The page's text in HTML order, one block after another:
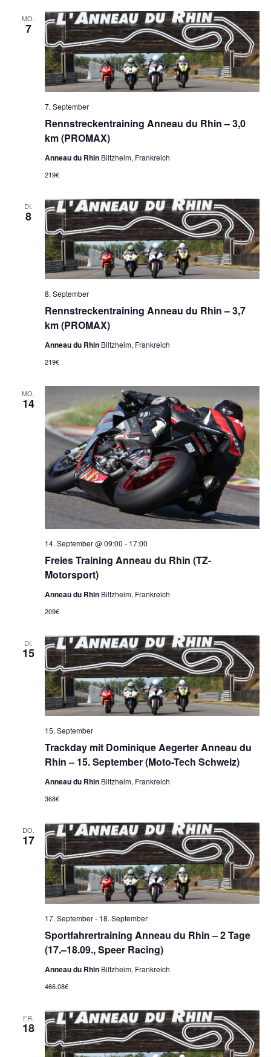
MO.
7
Rennstreckentraining Anneau du Rhin – 3,0
km (PROMAX)
7. September
Anneau du Rhin Biltzheim, Frankreich
219€
DI.
8
Rennstreckentraining Anneau du Rhin – 3,7
km (PROMAX)
8. September
Anneau du Rhin Biltzheim, Frankreich
219€
MO.
14
Freies Training Anneau du Rhin (TZ-
Motorsport)
14. September @ 09:00 - 17:00
Anneau du Rhin Biltzheim, Frankreich
209€
DI.
15
Trackday mit Dominique Aegerter Anneau du
Rhin – 15. September (Moto-Tech Schweiz)
15. September
Anneau du Rhin Biltzheim, Frankreich
368€
DO.
17
Sportfahrertraining Anneau du Rhin – 2 Tage
(17.–18.09., Speer Racing)
17. September- 18. September
Anneau du Rhin Biltzheim, Frankreich
466.08€
FR.
18